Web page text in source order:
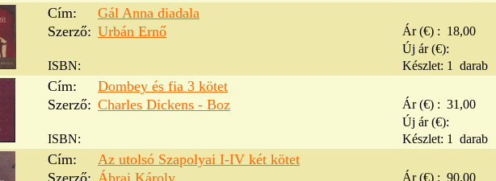
Cím:
Gál Anna diadala
Szerző: Urbán Ernő Ár (€) : 18,00
Új ár (€):
ISBN:
Készlet: 1 darab
Cím:
Dombey és fia 3 kötet
Szerző: Charles Dickens - Boz Ár (€) : 31,00
Új ár (€):
ISBN:
Készlet: 1 darab
Cím:
Az utolsó Szapolyai I-IV két kötet
Szerző: Ábrai Károly Ár (€) : 90,00